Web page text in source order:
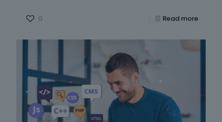
0 Read more